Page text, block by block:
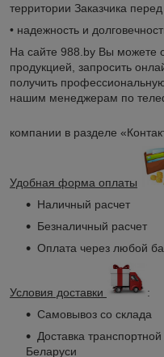
территории Заказчика перед
• надежность и
На сайте 988.by Вы можете
продукцией, запросить
получить
нашим менеджерам по
компании в разделе
Удобная форма оплаты
Наличный расчет
Безналичный расчет
Оплата через любой
Условия доставки
:
Самовывоз со склада
Доставка
Беларуси